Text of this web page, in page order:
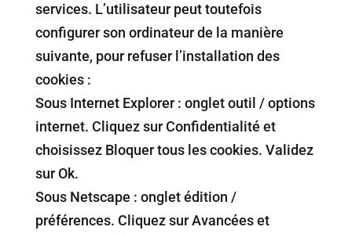
services. L’utilisateur peut toutefois
configurer son ordinateur de la manière
suivante, pour refuser l’installation des
cookies :
Sous Internet Explorer : onglet outil / options
internet. Cliquez sur Confidentialité et
choisissez Bloquer tous les cookies. Validez
sur Ok.
Sous Netscape : onglet édition /
préférences. Cliquez sur Avancées et